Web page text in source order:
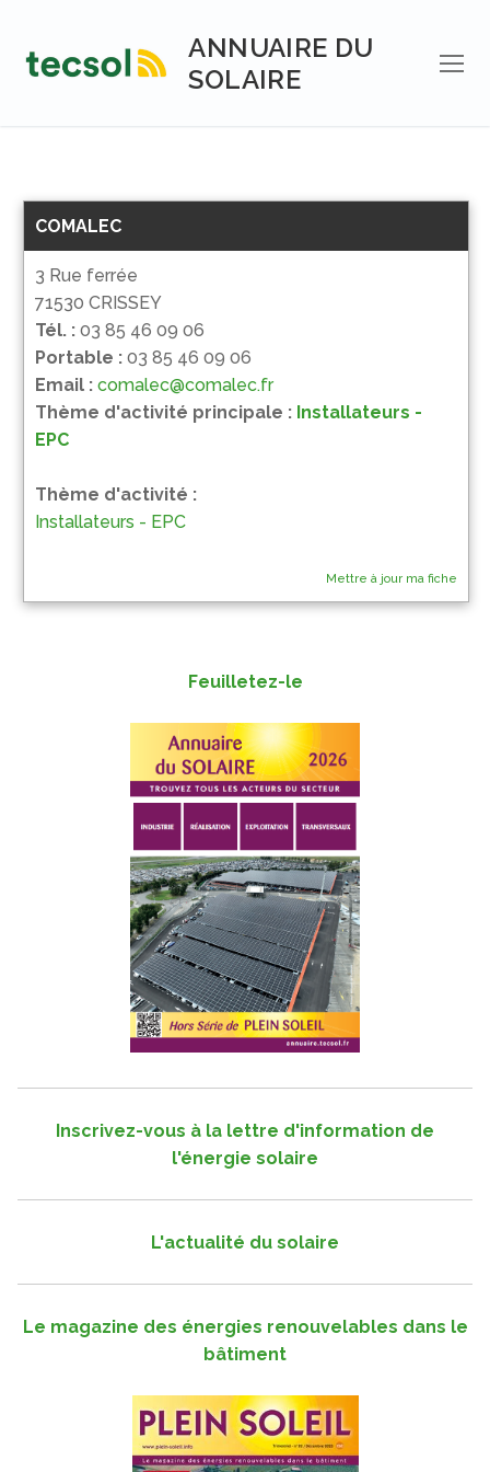
contenu
ANNUAIRE DU
SOLAIRE
COMALEC
3 Rue ferrée
71530 CRISSEY
Tél. : 03 85 46 09 06
Portable : 03 85 46 09 06
Email : comalec@comalec.fr
Thème d'activité principale : Installateurs -
EPC
Thème d'activité :
Installateurs - EPC
Mettre à jour ma fiche
Feuilletez-le
Inscrivez-vous à la lettre d'information de
l'énergie solaire
L'actualité du solaire
Le magazine des énergies renouvelables dans le
bâtiment